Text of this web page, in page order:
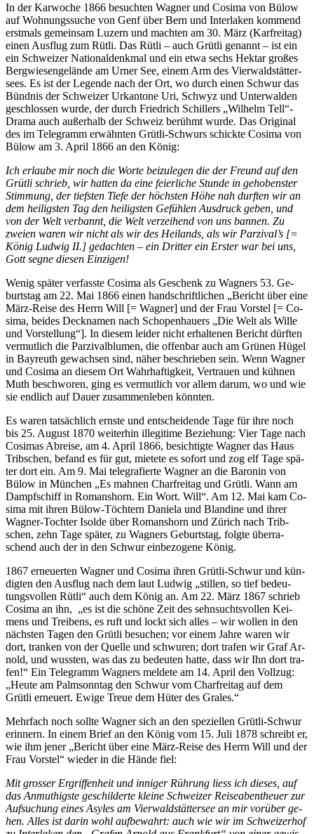
In der Kar­wo­che 1866 be­such­ten Wag­ner und Co­si­ma von Bülow
auf Woh­nungs­su­che von Genf über Bern und In­ter­la­ken kom­mend
erst­mals ge­mein­sam Lu­zern und mach­ten am 30. März (Kar­frei­tag)
ei­nen Aus­flug zum Rüt­li. Das Rüt­li – auch Grüt­li ge­nannt – ist ein
ein Schwei­zer Na­tio­nal­denk­mal und ein etwa sechs Hekt­ar gro­ßes
Berg­wie­sen­ge­län­de am Ur­ner See, ei­nem Arm des Vier­wald­stät­ter­
sees. Es ist der Le­gen­de nach der Ort, wo durch ei­nen Schwur das
Bünd­nis der Schwei­zer Ur­kan­to­ne Uri, Schwyz und Un­ter­wal­den
ge­schlos­sen wur­de, der durch Fried­rich Schil­lers „Wil­helm Tell“-
Drama auch au­ßer­halb der Schweiz be­rühmt wur­de. Das Ori­gi­nal
des im Te­le­gramm er­wähn­ten Grüt­li-Schwurs schick­te Co­si­ma von
Bülow am 3. April 1866 an den König:
Ich er­lau­be mir noch die Wor­te bei­zu­le­gen die der Freund auf den
Grüt­li schrieb, wir hat­ten da eine fei­er­li­che Stun­de in ge­ho­bens­ter
Stim­mung, der tiefs­ten Tie­fe der höchs­ten Höhe nah durf­ten wir an
dem hei­ligs­ten Tag den hei­ligs­ten Ge­füh­len Aus­druck ge­ben, und
von der Welt ver­bannt, die Welt ver­zei­hend von uns ban­nen. Zu
zwei­en wa­ren wir nicht als wir des Hei­lands, als wir Parzival’s [=
Kö­nig Lud­wig II.] ge­dach­ten – ein Drit­ter ein Ers­ter war bei uns,
Gott seg­ne die­sen Einzigen!
We­nig spä­ter ver­fass­te Co­si­ma als Ge­schenk zu Wag­ners 53. Ge­
burts­tag am 22. Mai 1866 ei­nen hand­schrift­li­chen „Be­richt über eine
März-Rei­se des Herrn Will [= Wag­ner] und der Frau Vorstel [= Co­
si­ma, bei­des Deck­na­men nach Scho­pen­hau­ers „Die Welt als Wil­le
und Vor­stel­lung“]. In die­sem lei­der nicht er­hal­te­nen Be­richt dürf­ten
ver­mut­lich die Par­zi­val­blu­men, die of­fen­bar auch am Grü­nen Hü­gel
in Bay­reuth ge­wach­sen sind, nä­her be­schrie­ben sein. Wenn Wag­ner
und Co­si­ma an die­sem Ort Wahr­haf­tig­keit, Ver­trau­en und küh­nen
Muth be­schwo­ren, ging es ver­mut­lich vor al­lem dar­um, wo und wie
sie end­lich auf Dau­er zu­sam­men­le­ben könnten.
Es wa­ren tat­säch­lich erns­te und ent­schei­den­de Tage für ihre noch
bis 25. Au­gust 1870 wei­ter­hin il­le­gi­ti­me Be­zie­hung: Vier Tage nach
Co­si­mas Ab­rei­se, am 4. April 1866, be­sich­tig­te Wag­ner das Haus
Trib­schen, be­fand es für gut, mie­te­te es so­fort und zog elf Tage spä­
ter dort ein. Am 9. Mai te­le­gra­fier­te Wag­ner an die Ba­ro­nin von
Bülow in Mün­chen „Es mah­nen Charfrei­tag und Grüt­li. Wann am
Dampf­schiff in Ro­mans­horn. Ein Wort. Will“. Am 12. Mai kam Co­
si­ma mit ih­ren Bülow-Töch­tern Da­nie­la und Blan­di­ne und ih­rer
Wag­ner-Toch­ter Isol­de über Ro­mans­horn und Zü­rich nach Trib­
schen, zehn Tage spä­ter, zu Wag­ners Ge­burts­tag, folg­te über­ra­
schend auch der in den Schwur ein­be­zo­ge­ne König.
1867 er­neu­er­ten Wag­ner und Co­si­ma ih­ren Grüt­li-Schwur und kün­
dig­ten den Aus­flug nach dem laut Lud­wig „stil­len, so tief be­deu­
tungs­vol­len Rüt­li“ auch dem Kö­nig an. Am 22. März 1867 schrieb
Co­si­ma an ihn, „es ist die schö­ne Zeit des sehn­suchts­vol­len Kei­
mens und Trei­bens, es ruft und lockt sich al­les – wir wol­len in den
nächs­ten Ta­gen den Grüt­li be­su­chen; vor ei­nem Jah­re wa­ren wir
dort, tran­ken von der Quel­le und schwu­ren; dort tra­fen wir Graf Ar­
nold, und wuss­ten, was das zu be­deu­ten hat­te, dass wir Ihn dort tra­
fen!“ Ein Te­le­gramm Wag­ners mel­de­te am 14. April den Voll­zug:
„Heu­te am Palm­sonn­tag den Schwur vom Charfrei­tag auf dem
Grüt­li er­neu­ert. Ewi­ge Treue dem Hü­ter des Grales.“
Mehr­fach noch soll­te Wag­ner sich an den spe­zi­el­len Grüt­li-Schwur
er­in­nern. In ei­nem Brief an den Kö­nig vom 15. Juli 1878 schreibt er,
wie ihm je­ner „Be­richt über eine März-Rei­se des Herrn Will und der
Frau Vorstel“ wie­der in die Hän­de fiel:
Mit gros­ser Er­grif­fen­heit und in­ni­ger Rüh­rung liess ich die­ses, auf
das An­mut­higs­te ge­schil­der­te klei­ne Schwei­zer Rei­se­aben­theu­er zur
Auf­su­chung ei­nes Asyl­es am Vier­wald­stät­ter­see an mir vor­über ge­
hen. Al­les ist dar­in wohl auf­be­wahrt: auch wie wir im Schwei­zer­hof